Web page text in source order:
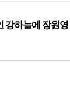
강하늘에 장원영